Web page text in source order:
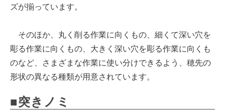
ズが揃っています。
そのほか、丸く削る作業に向くもの、細くて深い穴を
彫る作業に向くもの、大きく深い穴を彫る作業に向くも
のなど、さまざまな作業に使い分けできるよう、穂先の
形状の異なる種類が用意されています。
■突きノミ